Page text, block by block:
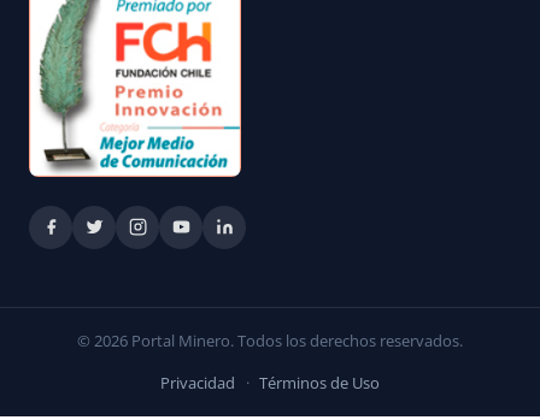
© 2026 Portal Minero. Todos los derechos reservados.
Privacidad · Términos de Uso